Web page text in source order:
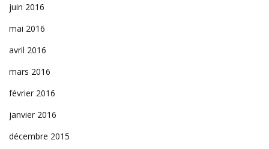
juin 2016
mai 2016
avril 2016
mars 2016
février 2016
janvier 2016
décembre 2015